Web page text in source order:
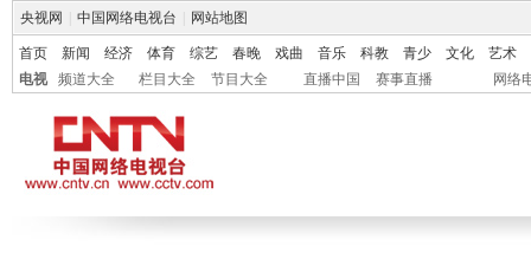
央视网 中国网络电视台 网站地图
首页 新闻 经济 体育 综艺 春晚 戏曲 音乐 科教 青少 文化
艺术
电视
频道大全 栏目大全 节目大全 直播中国 赛事直播 网络